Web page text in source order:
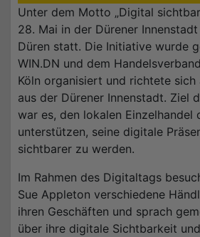
Unter dem Motto „Digital
28. Mai in der Dürener
Düren statt. Die Initiative wurde
WIN.DN und dem
Köln organisiert und richtete sich
aus der Dürener Innenstadt. Ziel
war es, den lokalen Einzelhandel
unterstützen, seine digitale
sichtbarer zu werden.
Im Rahmen des Digitaltags
Sue Appleton verschiedene
ihren Geschäften und sprach
über ihre digitale Sichtbarkeit